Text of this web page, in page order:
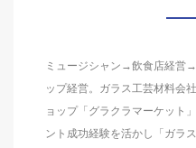
ミュージシャン→飲食店経営
ップ経営。ガラス工芸材料会
ョップ「グラクラマーケット
ント成功経験を活かし「ガラ